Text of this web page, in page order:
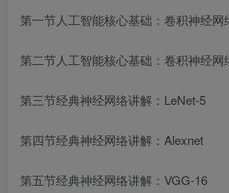
第一节人工智能核心基础：卷积神经网
第二节人工智能核心基础：卷积神经网
第三节经典神经网络讲解：LeNet-5
第四节经典神经网络讲解：Alexnet
第五节经典神经网络讲解：VGG-16